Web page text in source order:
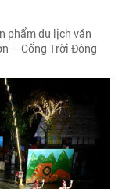
phẩm du lịch văn
– Cổng Trời Đông